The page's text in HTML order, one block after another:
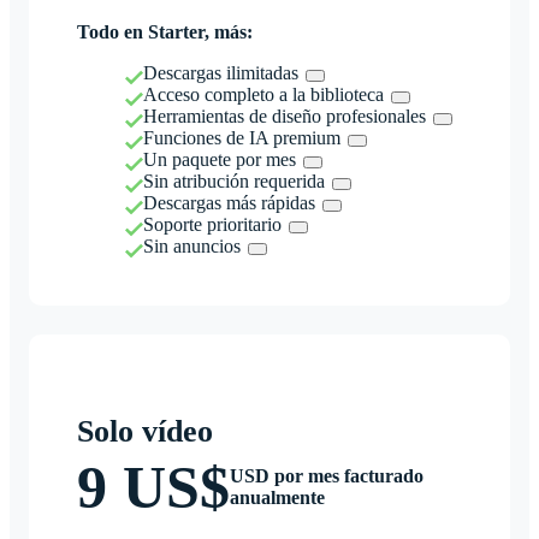
Todo en Starter, más:
Descargas ilimitadas
Acceso completo a la biblioteca
Herramientas de diseño profesionales
Funciones de IA premium
Un paquete por mes
Sin atribución requerida
Descargas más rápidas
Soporte prioritario
Sin anuncios
Solo vídeo
9 US$USD por mes facturado
anualmente